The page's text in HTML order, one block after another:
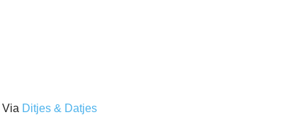
Via Ditjes & Datjes